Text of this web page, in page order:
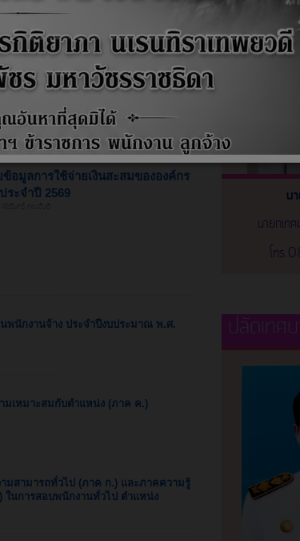
รกฎาคม, 2569
าสัมพันธ์รู้ทันกลโกงในรูปแบบต่างๆ
ข่าวประชาสัมพันธ์ ผู้เขียน: ปนัดดา ระดาดาษ
ข้อมูลการใช้จ่ายเงินสะสมขององค์กร
ระจำปี 2569
นพนักงานจ้าง ประจำปีงบประมาณ พ.ศ.
มเหมาะสมกับตำแหน่ง (ภาค ค.)
มสามารถทั่วไป (ภาค ก.) และภาคความรู้
ในการสอบพนักงานทั่วไป ตำแหน่ง
นา
นายกเท
โทร
ปลัดเทศ